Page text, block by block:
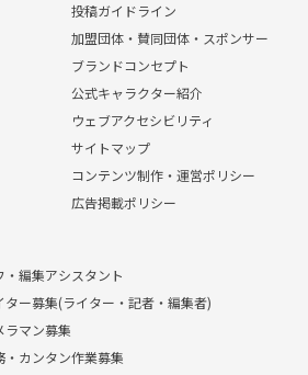
投稿ガイドライン
加盟団体・賛同団体・スポンサー
ブランドコンセプト
公式キャラクター紹介
ウェブアクセシビリティ
サイトマップ
コンテンツ制作・運営ポリシー
広告掲載ポリシー
・編集アシスタント
ター募集(ライター・記者・編集者)
ラマン募集
・カンタン作業募集